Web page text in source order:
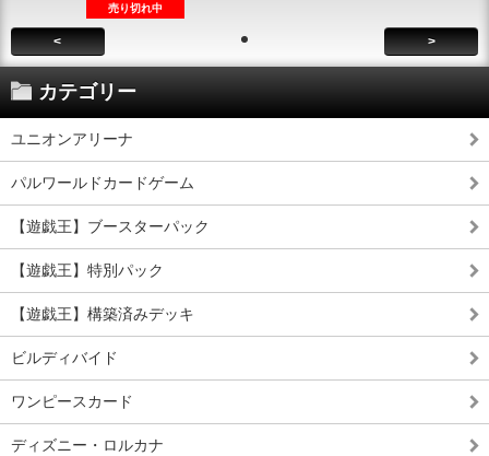
売り切れ中
< >
カテゴリー
ユニオンアリーナ
パルワールドカードゲーム
【遊戯王】ブースターパック
【遊戯王】特別パック
【遊戯王】構築済みデッキ
ビルディバイド
ワンピースカード
ディズニー・ロルカナ